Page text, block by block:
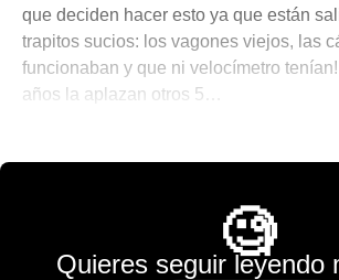
que deciden hacer esto ya que están
trapitos sucios: los vagones viejos, las
funcionaban y que ni velocímetro
años la aplazan otros 5…
🧐
Quieres seguir leyendo